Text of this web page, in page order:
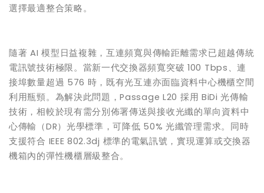
選擇最適整合策略。
隨著 AI 模型日益複雜，互連頻寬與傳輸距離需求已超越傳統
電訊號技術極限。當新一代交換器頻寬突破 100 Tbps、連
接埠數量超過 576 時，既有光互連亦面臨資料中心機櫃空間
利用瓶頸。為解決此問題，Passage L20 採用 BiDi 光傳輸
技術，相較於現有需分別佈署傳送與接收光纖的單向資料中
心傳輸（DR）光學標準，可降低 50% 光纖管理需求。同時
支援符合 IEEE 802.3dj 標準的電氣訊號，實現運算或交換器
機箱內的彈性機櫃層級整合。